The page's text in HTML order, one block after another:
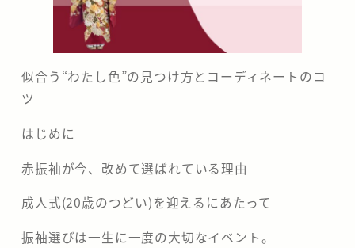
な
か
の
座
似合う“わたし色”の見つけ方とコーディネートのコ
ツ
はじめに
赤振袖が今、改めて選ばれている理由
成人式(20歳のつどい)を迎えるにあたって
振袖選びは一生に一度の大切なイベント。